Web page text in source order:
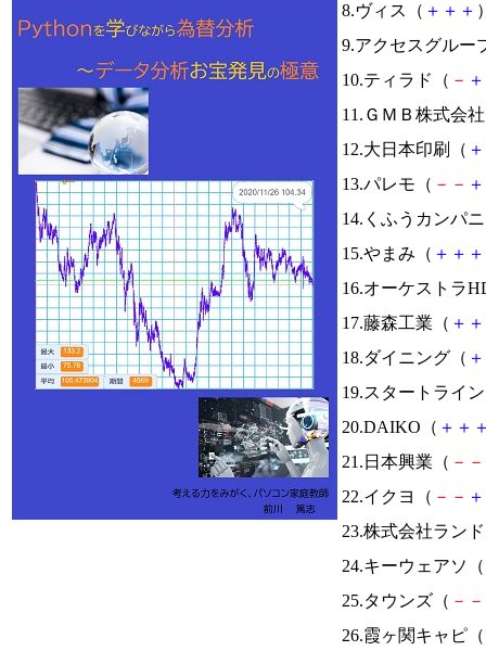
8.ヴィス（ ＋ ＋ ＋
9.アクセスグルー
10.ティラド（ － ＋
11.ＧＭＢ株式会
12.大日本印刷（ ＋
13.パレモ（ － － ＋
14.くふうカンパ
15.やまみ（ ＋ ＋ ＋
16.オーケストラ
17.藤森工業（ ＋ ＋
18.ダイニング（ ＋
19.スタートライ
20.DAIKO（ ＋ ＋
21.日本興業（ － －
22.イクヨ（ － － ＋
23.株式会社ラン
24.キーウェアソ（
25.タウンズ（ － －
26.霞ヶ関キャピ（